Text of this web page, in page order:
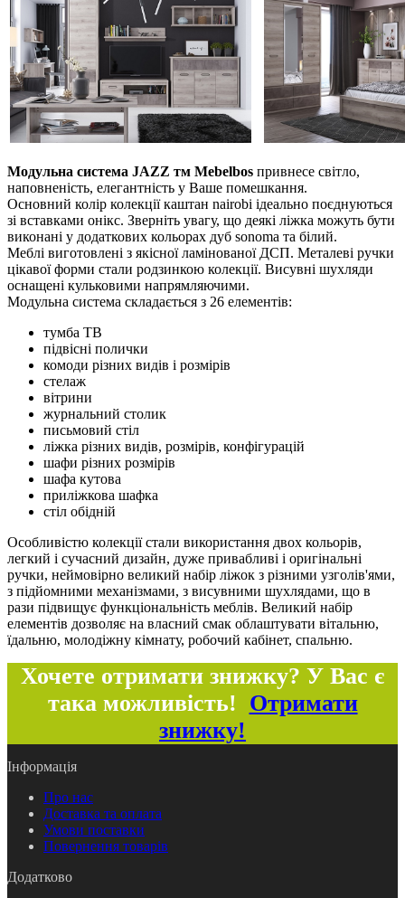
Модульна система JAZZ тм Mebelbos привнесе світло,
наповненість, елегантність у Ваше помешкання.
Основний колір колекції каштан nairobi ідеально поєднуються
зі вставками онікс. Зверніть увагу, що деякі ліжка можуть бути
виконані у додаткових кольорах дуб sonoma та білий.
Меблі виготовлені з якісної ламінованої ДСП. Металеві ручки
цікавої форми стали родзинкою колекції. Висувні шухляди
оснащені кульковими напрямляючими.
Модульна система складається з 26 елементів:
тумба ТВ
підвісні полички
комоди різних видів і розмірів
стелаж
вітрини
журнальний столик
письмовий стіл
ліжка різних видів, розмірів, конфігурацій
шафи різних розмірів
шафа кутова
приліжкова шафка
стіл обідній
Особливістю колекції стали використання двох кольорів,
легкий і сучасний дизайн, дуже привабливі і оригінальні
ручки, неймовірно великий набір ліжок з різними узголів'ями,
з підйомними механізмами, з висувними шухлядами, що в
рази підвищує функціональність меблів. Великий набір
елементів дозволяє на власний смак облаштувати вітальню,
їдальню, молодіжну кімнату, робочий кабінет, спальню.
Хочете отримати знижку? У Вас є
така можливість! Отримати
знижку!
Інформація
Про нас
Доставка та оплата
Умови поставки
Повернення товарів
Додатково